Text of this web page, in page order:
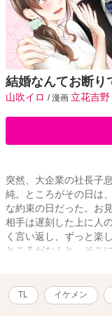
結婚なんてお断り
山吹イロ / 漫画 立花吉野
突然、大企業の社長子
純。ところがその日は
な約束の日だった。お
相手は遅刻した上に人
く言い返し、ずっと楽
ところがなんと、そこ
ェットコースターラブ
TL イケメン